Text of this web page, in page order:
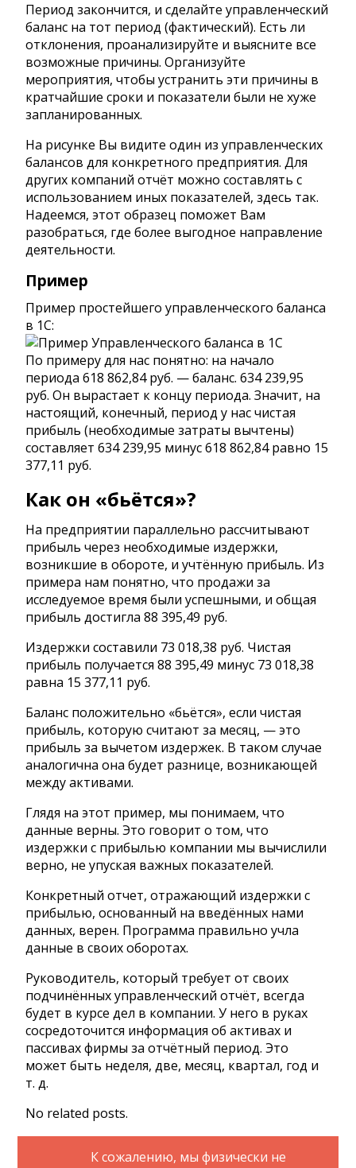
Период закончится, и сделайте управленческий
баланс на тот период (фактический). Есть ли
отклонения, проанализируйте и выясните все
возможные причины. Организуйте
мероприятия, чтобы устранить эти причины в
кратчайшие сроки и показатели были не хуже
запланированных.
На рисунке Вы видите один из управленческих
балансов для конкретного предприятия. Для
других компаний отчёт можно составлять с
использованием иных показателей, здесь так.
Надеемся, этот образец поможет Вам
разобраться, где более выгодное направление
деятельности.
Пример
Пример простейшего управленческого баланса
в 1С:
По примеру для нас понятно: на начало
периода 618 862,84 руб. — баланс. 634 239,95
руб. Он вырастает к концу периода. Значит, на
настоящий, конечный, период у нас чистая
прибыль (необходимые затраты вычтены)
составляет 634 239,95 минус 618 862,84 равно 15
377,11 руб.
Как он «бьётся»?
На предприятии параллельно рассчитывают
прибыль через необходимые издержки,
возникшие в обороте, и учтённую прибыль. Из
примера нам понятно, что продажи за
исследуемое время были успешными, и общая
прибыль достигла 88 395,49 руб.
Издержки составили 73 018,38 руб. Чистая
прибыль получается 88 395,49 минус 73 018,38
равна 15 377,11 руб.
Баланс положительно «бьётся», если чистая
прибыль, которую считают за месяц, — это
прибыль за вычетом издержек. В таком случае
аналогична она будет разнице, возникающей
между активами.
Глядя на этот пример, мы понимаем, что
данные верны. Это говорит о том, что
издержки с прибылью компании мы вычислили
верно, не упуская важных показателей.
Конкретный отчет, отражающий издержки с
прибылью, основанный на введённых нами
данных, верен. Программа правильно учла
данные в своих оборотах.
Руководитель, который требует от своих
подчинённых управленческий отчёт, всегда
будет в курсе дел в компании. У него в руках
сосредоточится информация об активах и
пассивах фирмы за отчётный период. Это
может быть неделя, две, месяц, квартал, год и
т. д.
No related posts.
К сожалению, мы физически не